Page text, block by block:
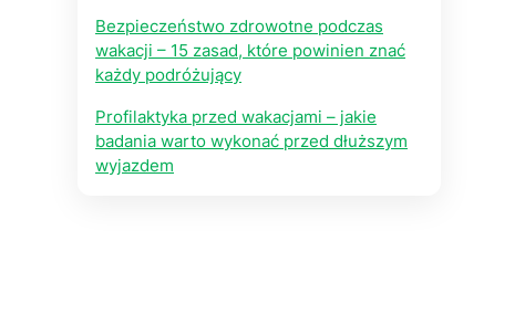
Bezpieczeństwo zdrowotne podczas
wakacji – 15 zasad, które powinien znać
każdy podróżujący
Profilaktyka przed wakacjami – jakie
badania warto wykonać przed dłuższym
wyjazdem